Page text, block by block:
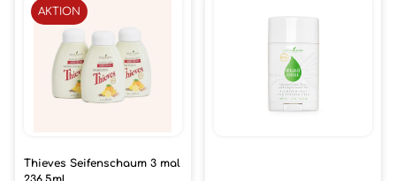
Thieves Seifenschaum 3 mal
AKTION